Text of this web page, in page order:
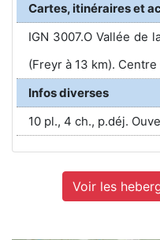
Cartes, itinéraires et
IGN 3007.O Vallée de
(Freyr à 13 km). Centre
Infos diverses
10 pl., 4 ch., p.déj.
Voir les